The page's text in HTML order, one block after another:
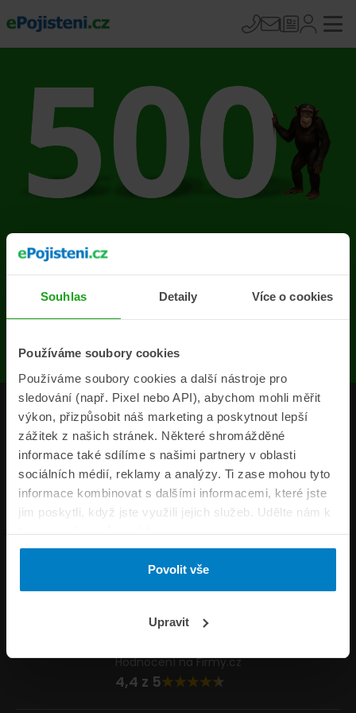
Souhlas Detaily Více o cookies
Používáme soubory cookies
Používáme soubory cookies a další nástroje pro
sledování (např. Pixel nebo API), abychom mohli měřit
výkon, přizpůsobit náš marketing a poskytnout lepší
zážitek z našich stránek. Některé shromážděné
informace také sdílíme s našimi partnery v oblasti
sociálních médií, reklamy a analýzy. Ti zase mohou tyto
informace kombinovat s dalšími informacemi, které jste
jim poskytli, když jste využili jejich služeb. Udělte nám k
tomu prosím svůj souhlas.
Povolit vše
Upravit
Na stránce se vyskytla
chyba
Produkty
Pojišťovny
Informace
ePojisteni.cz
Formuláře
Napište nám
Hodnocení na Firmy.cz
4,4 z 5